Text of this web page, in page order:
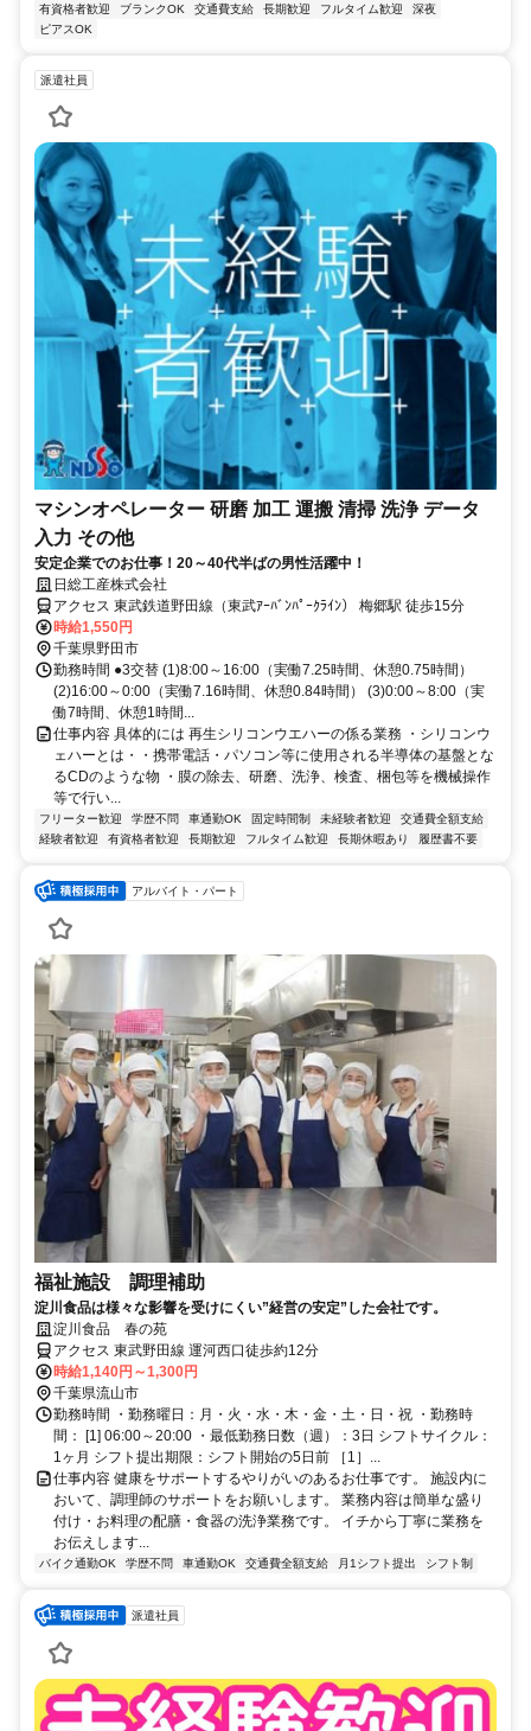
有資格者歓迎 ブランクOK 交通費支給 長期歓迎 フルタイム歓迎
深夜
ピアスOK
派遣社員
マシンオペレーター 研磨 加工 運搬 清掃 洗浄 データ
入力 その他
安定企業でのお仕事！20～40代半ばの男性活躍中！
日総工産株式会社
アクセス 東武鉄道野田線（東武ｱｰﾊﾞﾝﾊﾟｰｸﾗｲﾝ） 梅郷駅 徒歩15分
時給1,550円
千葉県野田市
勤務時間 ●3交替 (1)8:00～16:00（実働7.25時間、休憩0.75時間）
(2)16:00～0:00（実働7.16時間、休憩0.84時間） (3)0:00～8:00（実
働7時間、休憩1時間...
仕事内容 具体的には 再生シリコンウエハーの係る業務 ・シリコンウ
ェハーとは・・携帯電話・パソコン等に使用される半導体の基盤とな
るCDのような物 ・膜の除去、研磨、洗浄、検査、梱包等を機械操作
等で行い...
フリーター歓迎 学歴不問 車通勤OK 固定時間制 未経験者歓迎
交通費全額支給
経験者歓迎
有資格者歓迎 長期歓迎 フルタイム歓迎 長期休暇あり 履歴書不要
アルバイト・パート
福祉施設 調理補助
淀川食品は様々な影響を受けにくい”経営の安定”した会社です。
淀川食品 春の苑
アクセス 東武野田線 運河西口徒歩約12分
時給1,140円～1,300円
千葉県流山市
勤務時間 ・勤務曜日：月・火・水・木・金・土・日・祝 ・勤務時
間： [1] 06:00～20:00 ・最低勤務日数（週）：3日 シフトサイクル：
1ヶ月 シフト提出期限：シフト開始の5日前 ［1］...
仕事内容 健康をサポートするやりがいのあるお仕事です。 施設内に
おいて、調理師のサポートをお願いします。 業務内容は簡単な盛り
付け・お料理の配膳・食器の洗浄業務です。 イチから丁寧に業務を
お伝えします...
バイク通勤OK 学歴不問 車通勤OK 交通費全額支給 月1シフト提出 シフト制
派遣社員